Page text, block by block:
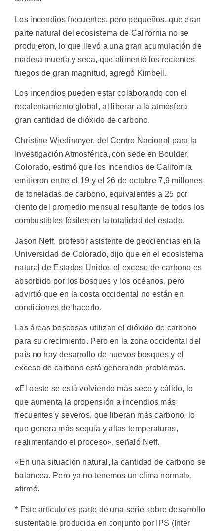
Los incendios frecuentes, pero pequeños, que eran
parte natural del ecosistema de California no se
produjeron, lo que llevó a una gran acumulación de
madera muerta y seca, que alimentó los recientes
fuegos de gran magnitud, agregó Kimbell.
Los incendios pueden estar colaborando con el
recalentamiento global, al liberar a la atmósfera
gran cantidad de dióxido de carbono.
Christine Wiedinmyer, del Centro Nacional para la
Investigación Atmosférica, con sede en Boulder,
Colorado, estimó que los incendios de California
emitieron entre el 19 y el 26 de octubre 7,9 millones
de toneladas de carbono, equivalentes a 25 por
ciento del promedio mensual resultante de todos los
combustibles fósiles en la totalidad del estado.
Jason Neff, profesor asistente de geociencias en la
Universidad de Colorado, dijo que en el ecosistema
natural de Estados Unidos el exceso de carbono es
absorbido por los bosques y los océanos, pero
advirtió que en la costa occidental no están en
condiciones de hacerlo.
Las áreas boscosas utilizan el dióxido de carbono
para su crecimiento. Pero en la zona occidental del
país no hay desarrollo de nuevos bosques y el
exceso de carbono está generando problemas.
«El oeste se está volviendo más seco y cálido, lo
que aumenta la propensión a incendios más
frecuentes y severos, que liberan más carbono, lo
que genera más sequía y altas temperaturas,
realimentando el proceso», señaló Neff.
«En una situación natural, la cantidad de carbono se
balancea. Pero ya no tenemos un clima normal»,
afirmó.
* Este artículo es parte de una serie sobre desarrollo
sustentable producida en conjunto por IPS (Inter